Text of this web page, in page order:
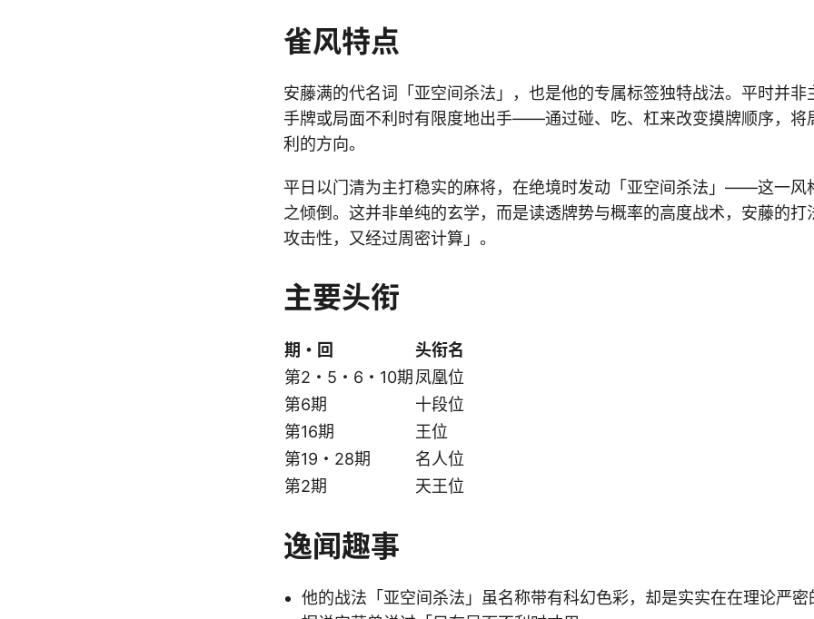
雀风特点
安藤满的代名词「亚空间杀法」，也是他的专属标签独特战法。平时并非
手牌或局面不利时有限度地出手——通过碰、吃、杠来改变摸牌顺序，将
利的方向。
平日以门清为主打稳实的麻将，在绝境时发动「亚空间杀法」——这一风
之倾倒。这并非单纯的玄学，而是读透牌势与概率的高度战术，安藤的打
攻击性，又经过周密计算」。
主要头衔
期・回
头衔名
第2・5・6・10期 凤凰位
第6期
十段位
第16期
王位
第19・28期
名人位
第2期
天王位
逸闻趣事
他的战法「亚空间杀法」虽名称带有科幻色彩，却是实实在在理论严密